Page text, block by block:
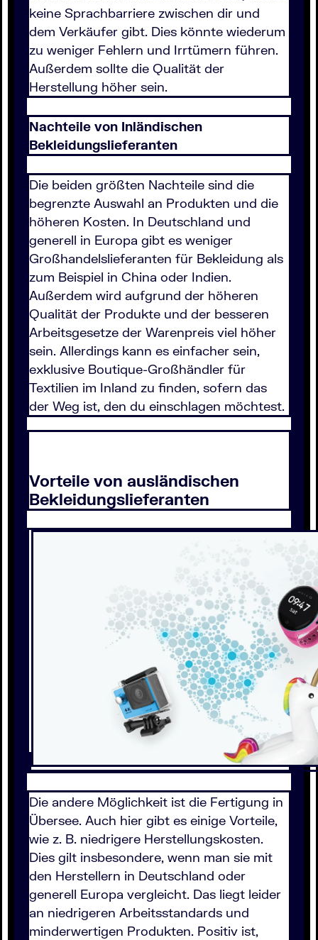
keine Sprachbarriere zwischen dir und
dem Verkäufer gibt. Dies könnte wiederum
zu weniger Fehlern und Irrtümern führen.
Außerdem sollte die Qualität der
Herstellung höher sein.
Nachteile von Inländischen
Bekleidungslieferanten
Die beiden größten Nachteile sind die
begrenzte Auswahl an Produkten und die
höheren Kosten. In Deutschland und
generell in Europa gibt es weniger
Großhandelslieferanten für Bekleidung als
zum Beispiel in China oder Indien.
Außerdem wird aufgrund der höheren
Qualität der Produkte und der besseren
Arbeitsgesetze der Warenpreis viel höher
sein. Allerdings kann es einfacher sein,
exklusive Boutique-Großhändler für
Textilien im Inland zu finden, sofern das
der Weg ist, den du einschlagen möchtest.
Vorteile von ausländischen
Bekleidungslieferanten
Die andere Möglichkeit ist die Fertigung in
Übersee. Auch hier gibt es einige Vorteile,
wie z. B. niedrigere Herstellungskosten.
Dies gilt insbesondere, wenn man sie mit
den Herstellern in Deutschland oder
generell Europa vergleicht. Das liegt leider
an niedrigeren Arbeitsstandards und
minderwertigen Produkten. Positiv ist,